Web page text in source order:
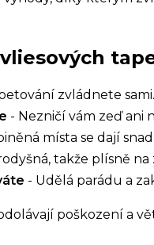
zvládnete sami.
- Nezničí vám zeď ani
místa se dají
takže plísně na
- Udělá parádu a
poškození a